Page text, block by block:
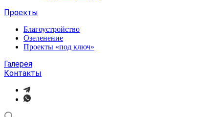
Проекты
Благоустройство
Озеленение
Проекты «под ключ»
Галерея
Контакты